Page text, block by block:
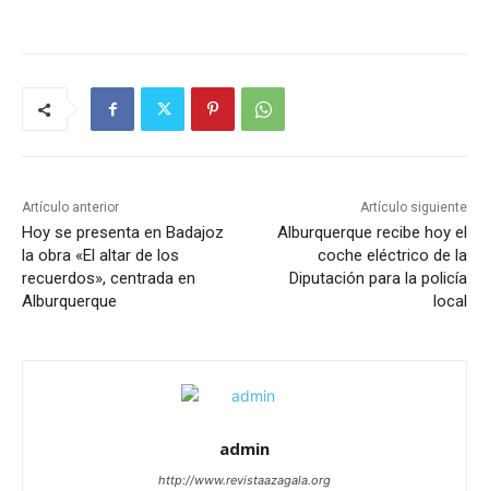
Artículo anterior
Hoy se presenta en Badajoz
la obra «El altar de los
recuerdos», centrada en
Alburquerque
Artículo siguiente
Alburquerque recibe hoy el
coche eléctrico de la
Diputación para la policía
local
admin
http://www.revistaazagala.org